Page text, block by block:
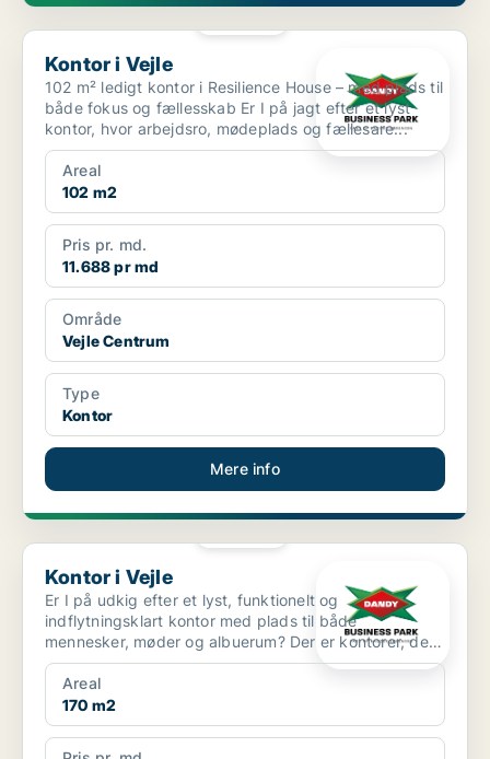
Kontor i Vejle
Kontor i Vejle
102 m² ledigt kontor i Resilience House – med plads til
både fokus og fællesskab Er I på jagt efter et lyst
kontor, hvor arbejdsro, mødeplads og fællesare...
Areal
102 m2
Pris pr. md.
11.688 pr md
Område
Vejle Centrum
Type
Kontor
Mere info
Kontor i Vejle
Kontor i Vejle
Er I på udkig efter et lyst, funktionelt og
indflytningsklart kontor med plads til både
mennesker, møder og albuerum? Der er kontorer, der
bare er kvadrat...
Areal
170 m2